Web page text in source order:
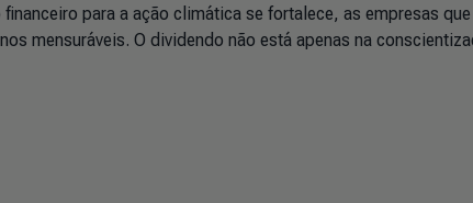
para a ação climática se fortalece, as empresas
mensuráveis. O dividendo não está apenas na